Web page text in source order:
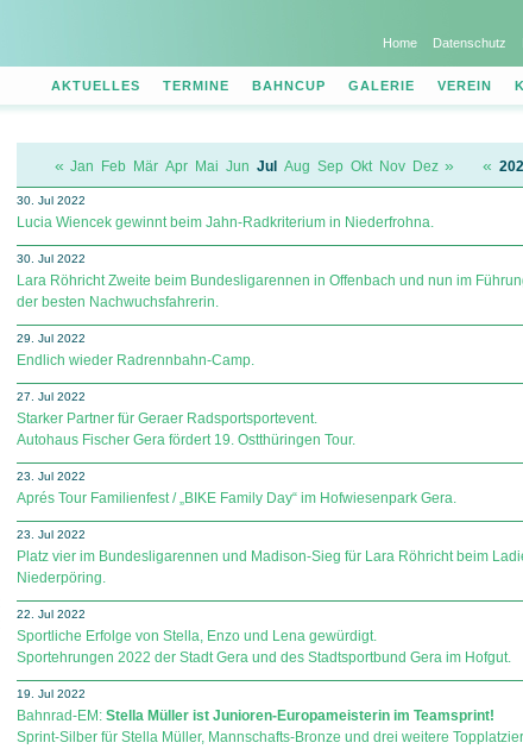
Home Datenschutz
AKTUELLES TERMINE BAHNCUP GALERIE VEREIN
« Jan Feb Mär Apr Mai Jun Jul Aug Sep Okt Nov Dez » «
30. Jul 2022
Lucia Wiencek gewinnt beim Jahn-Radkriterium in Niederfrohna.
30. Jul 2022
Lara Röhricht Zweite beim Bundesligarennen in Offenbach und nun im
der besten Nachwuchsfahrerin.
29. Jul 2022
Endlich wieder Radrennbahn-Camp.
27. Jul 2022
Starker Partner für Geraer Radsportsportevent.
Autohaus Fischer Gera fördert 19. Ostthüringen Tour.
23. Jul 2022
Aprés Tour Familienfest / „BIKE Family Day“ im Hofwiesenpark Gera.
23. Jul 2022
Platz vier im Bundesligarennen und Madison-Sieg für Lara Röhricht beim
Niederpöring.
22. Jul 2022
Sportliche Erfolge von Stella, Enzo und Lena gewürdigt.
Sportehrungen 2022 der Stadt Gera und des Stadtsportbund Gera im Hofgut.
19. Jul 2022
Bahnrad-EM: Stella Müller ist Junioren-Europameisterin im Teamsprint!
Sprint-Silber für Stella Müller, Mannschafts-Bronze und drei weitere